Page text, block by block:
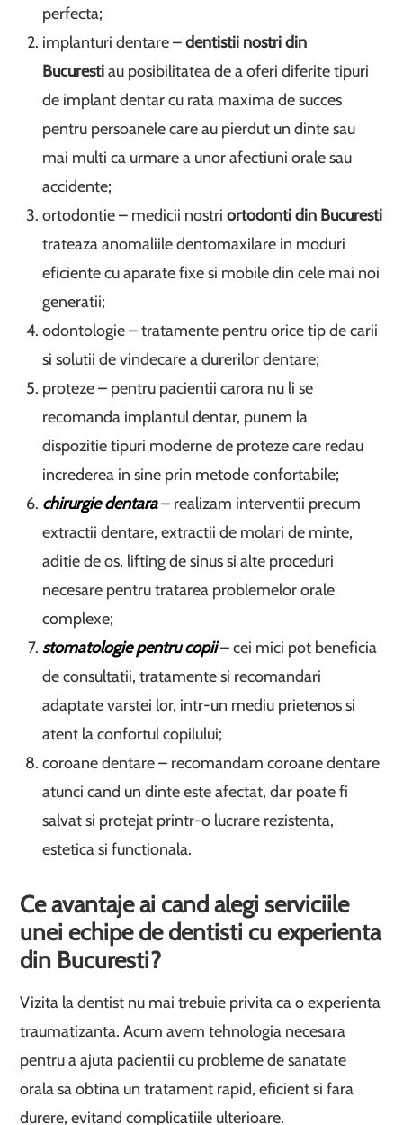
perfecta;
implanturi dentare –dentistii nostri din
Bucurestiau posibilitatea de a oferi diferite tipuri
de implant dentar cu rata maxima de succes
pentru persoanele care au pierdut un dinte sau
mai multi ca urmare a unor afectiuni orale sau
accidente;
ortodontie – medicii nostriortodonti din Bucuresti
trateaza anomaliile dentomaxilare in moduri
eficiente cu aparate fixe si mobile din cele mai noi
generatii;
odontologie – tratamente pentru orice tip de carii
si solutii de vindecare a durerilor dentare;
proteze – pentru pacientii carora nu li se
recomanda implantul dentar, punem la
dispozitie tipuri moderne de proteze care redau
increderea in sine prin metode confortabile;
chirurgie dentara– realizam interventii precum
extractii dentare, extractii de molari de minte,
aditie de os, lifting de sinus si alte proceduri
necesare pentru tratarea problemelor orale
complexe;
stomatologie pentru copii– cei mici pot beneficia
de consultatii, tratamente si recomandari
adaptate varstei lor, intr-un mediu prietenos si
atent la confortul copilului;
coroane dentare – recomandam coroane dentare
atunci cand un dinte este afectat, dar poate fi
salvat si protejat printr-o lucrare rezistenta,
estetica si functionala.
Ce avantaje ai cand alegi serviciile
unei echipede dentisti cu experienta
din Bucuresti?
Vizita la dentist nu mai trebuie privita ca o experienta
traumatizanta. Acum avem tehnologia necesara
pentru a ajuta pacientii cu probleme de sanatate
orala sa obtina un tratament rapid, eficient si fara
durere, evitand complicatiile ulterioare.